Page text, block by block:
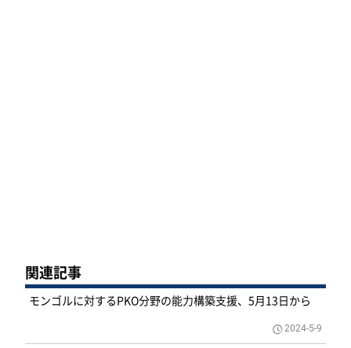
関連記事
モンゴルに対するPKO分野の能力構築支援、5月13日から
2024-5-9